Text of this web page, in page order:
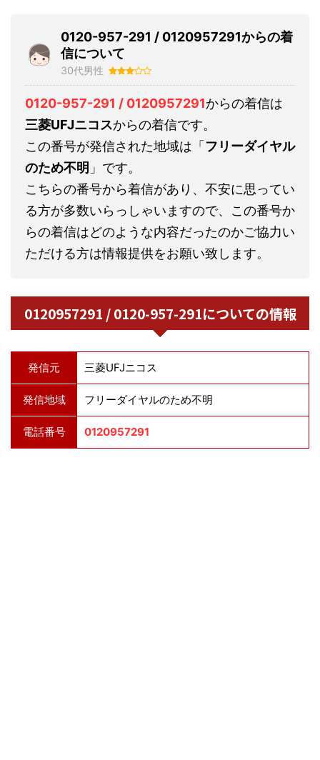
0120-957-291 / 0120957291からの着
信について
30代男性
0120-957-291 / 0120957291からの着信は
三菱UFJニコスからの着信です。
この番号が発信された地域は「フリーダイヤル
のため不明 」です。
こちらの番号から着信があり、不安に思ってい
る方が多数いらっしゃいますので、この番号か
らの着信はどのような内容だったのかご協力い
ただける方は情報提供をお願い致します。
0120957291 / 0120-957-291についての情報
発信元 三菱UFJニコス
発信地域 フリーダイヤルのため不明
電話番号 0120957291